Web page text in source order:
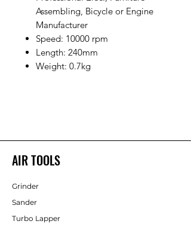
Assembling, Bicycle or Engine
Manufacturer
Speed: 10000 rpm
Length: 240mm
Weight: 0.7kg
AIR TOOLS
Grinder
Sander
Turbo Lapper